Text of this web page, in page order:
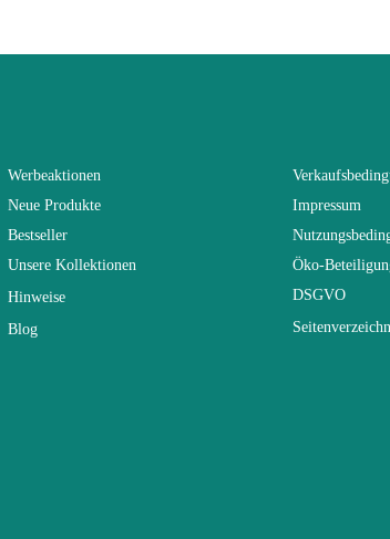
Lieferzeiten (Anz. Tage)
Werbeaktionen
Neue Produkte
Bestseller
Unsere Kollektionen
Hinweise
Blog
Impressum
Öko-
DSGVO